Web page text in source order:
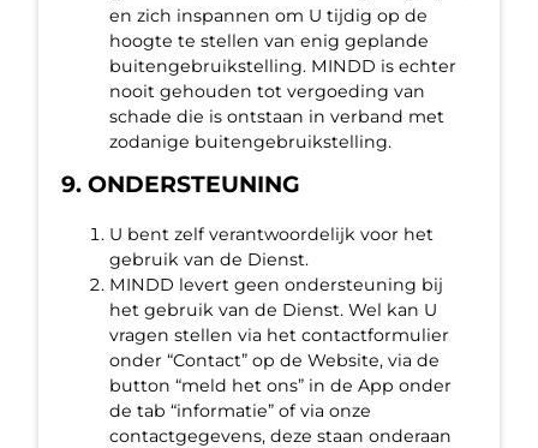
en zich inspannen om U tijdig op de
hoogte te stellen van enig geplande
buitengebruikstelling. MINDD is echter
nooit gehouden tot vergoeding van
schade die is ontstaan in verband met
zodanige buitengebruikstelling.
9. ONDERSTEUNING
U bent zelf verantwoordelijk voor het
gebruik van de Dienst.
MINDD levert geen ondersteuning bij
het gebruik van de Dienst. Wel kan U
vragen stellen via het contactformulier
onder “Contact” op de Website, via de
button “meld het ons” in de App onder
de tab “informatie” of via onze
contactgegevens, deze staan onderaan